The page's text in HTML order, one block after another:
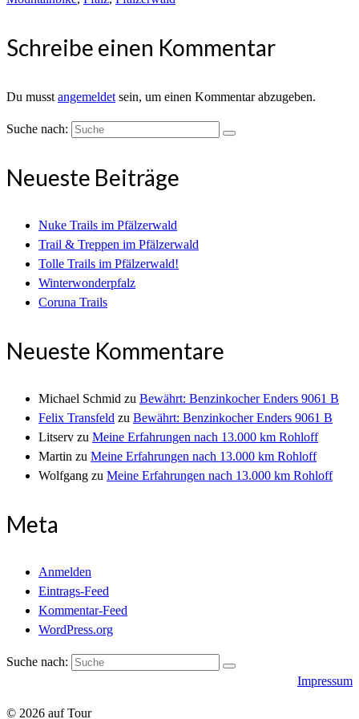
Schreibe einen Kommentar
Du musst angemeldet sein, um einen Kommentar abzugeben.
Suche nach:
Neueste Beiträge
Nuke Trails im Pfälzerwald
Trail & Treppen im Pfälzerwald
Tolle Trails im Pfälzerwald!
Winterwonderpfalz
Coruna Trails
Neueste Kommentare
Michael Schmid zu Bewährt: Benzinkocher Enders 9061 B
Felix Transfeld zu Bewährt: Benzinkocher Enders 9061 B
Litserv zu Meine Erfahrungen nach 13.000 km Rohloff
Martin zu Meine Erfahrungen nach 13.000 km Rohloff
Wolfgang zu Meine Erfahrungen nach 13.000 km Rohloff
Meta
Anmelden
Eintrags-Feed
Kommentar-Feed
WordPress.org
Suche nach:
Impressum
© 2026 auf Tour